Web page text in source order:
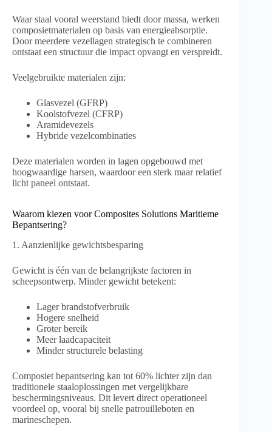
Waar staal vooral weerstand biedt door massa, werken
composietmaterialen op basis van energieabsorptie.
Door meerdere vezellagen strategisch te combineren
ontstaat een structuur die impact opvangt en verspreidt.
Veelgebruikte materialen zijn:
Glasvezel (GFRP)
Koolstofvezel (CFRP)
Aramidevezels
Hybride vezelcombinaties
Deze materialen worden in lagen opgebouwd met
hoogwaardige harsen, waardoor een sterk maar relatief
licht paneel ontstaat.
Waarom kiezen voor Composites Solutions Maritieme
Bepantsering?
1. Aanzienlijke gewichtsbesparing
Gewicht is één van de belangrijkste factoren in
scheepsontwerp. Minder gewicht betekent:
Lager brandstofverbruik
Hogere snelheid
Groter bereik
Meer laadcapaciteit
Minder structurele belasting
Composiet bepantsering kan tot 60% lichter zijn dan
traditionele staaloplossingen met vergelijkbare
beschermingsniveaus. Dit levert direct operationeel
voordeel op, vooral bij snelle patrouilleboten en
marineschepen.